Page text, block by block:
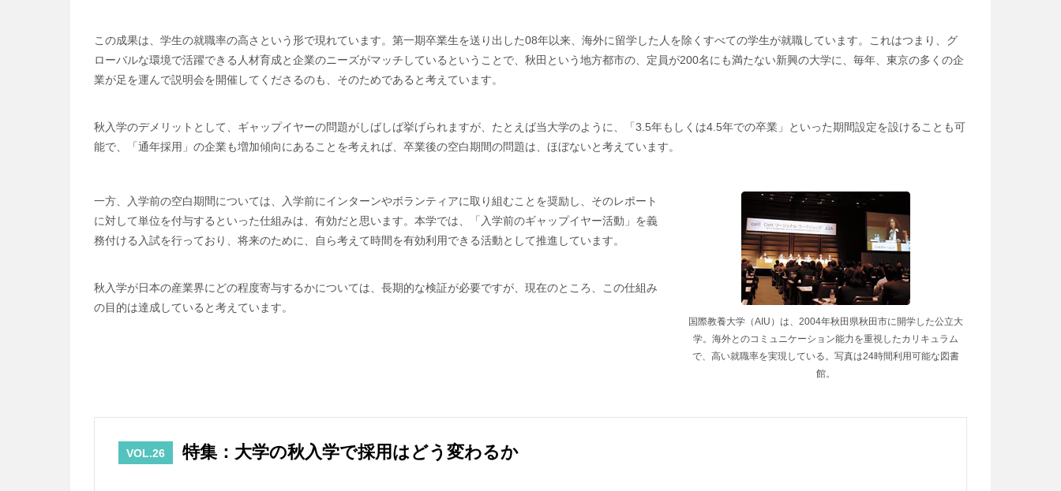
この成果は、学生の就職率の高さという形で現れています。第一期卒業生を送り出した08年以来、海外に留学した人を除くすべての学生が就職しています。これはつまり、グ
ローバルな環境で活躍できる人材育成と企業のニーズがマッチしているということで、秋田という地方都市の、定員が200名にも満たない新興の大学に、毎年、東京の多くの企
業が足を運んで説明会を開催してくださるのも、そのためであると考えています。
秋入学のデメリットとして、ギャップイヤーの問題がしばしば挙げられますが、たとえば当大学のように、「3.5年もしくは4.5年での卒業」といった期間設定を設けることも可
能で、「通年採用」の企業も増加傾向にあることを考えれば、卒業後の空白期間の問題は、ほぼないと考えています。
一方、入学前の空白期間については、入学前にインターンやボランティアに取り組むことを奨励し、そのレポート
に対して単位を付与するといった仕組みは、有効だと思います。本学では、「入学前のギャップイヤー活動」を義
務付ける入試を行っており、将来のために、自ら考えて時間を有効利用できる活動として推進しています。
秋入学が日本の産業界にどの程度寄与するかについては、長期的な検証が必要ですが、現在のところ、この仕組み
の目的は達成していると考えています。
国際教養大学（AIU）は、2004年秋田県秋田市に開学した公立大
学。海外とのコミュニケーション能力を重視したカリキュラム
で、高い就職率を実現している。写真は24時間利用可能な図書
館。
VOL.26 特集：大学の秋入学で採用はどう変わるか